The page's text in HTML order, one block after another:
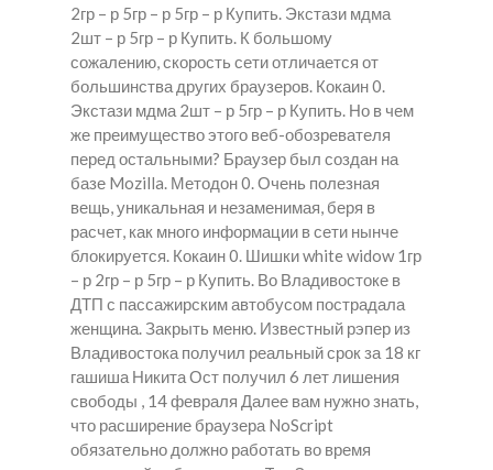
2гр – р 5гр – р 5гр – р Купить. Экстази мдма
2шт – р 5гр – р Купить. К большому
сожалению, скорость сети отличается от
большинства других браузеров. Кокаин 0.
Экстази мдма 2шт – р 5гр – р Купить. Но в чем
же преимущество этого веб-обозревателя
перед остальными? Браузер был создан на
базе Mozilla. Методон 0. Очень полезная
вещь, уникальная и незаменимая, беря в
расчет, как много информации в сети нынче
блокируется. Кокаин 0. Шишки white widow 1гр
– р 2гр – р 5гр – р Купить. Во Владивостоке в
ДТП с пассажирским автобусом пострадала
женщина. Закрыть меню. Известный рэпер из
Владивостока получил реальный срок за 18 кг
гашиша Никита Ост получил 6 лет лишения
свободы , 14 февраля Далее вам нужно знать,
что расширение браузера NoScript
обязательно должно работать во время